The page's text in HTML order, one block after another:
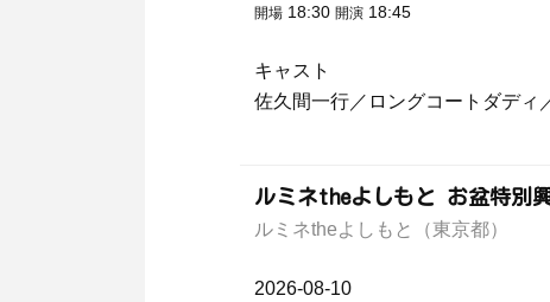
開場 18:30 開演 18:45
キャスト
佐久間一行／ロングコートダディ
ルミネtheよしもと お盆特別
ルミネtheよしもと（東京都）
2026-08-10